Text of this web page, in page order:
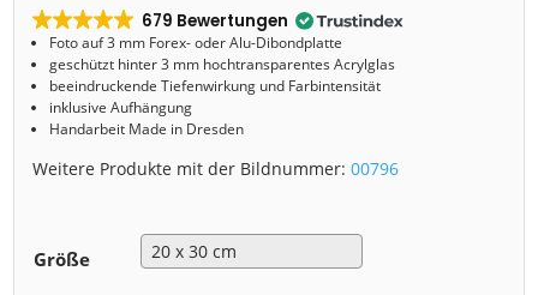
679 Bewertungen
Foto auf 3 mm Forex- oder Alu-Dibondplatte
geschützt hinter 3 mm hochtransparentes Acrylglas
beeindruckende Tiefenwirkung und Farbintensität
inklusive Aufhängung
Handarbeit Made in Dresden
Weitere Produkte mit der Bildnummer:00796
Größe